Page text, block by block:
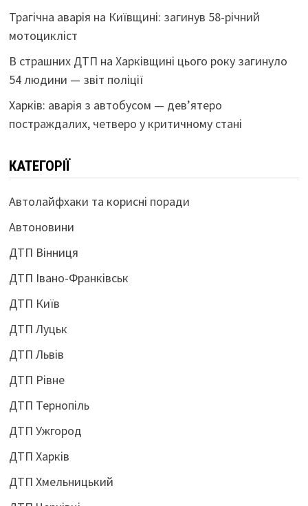
Трагічна аварія на Київщині: загинув 58-річний
мотоцикліст
В страшних ДТП на Харківщині цього року загинуло
54 людини — звіт поліції
Харків: аварія з автобусом — дев’ятеро
постраждалих, четверо у критичному стані
КАТЕГОРІЇ
Автолайфхаки та корисні поради
Автоновини
ДТП Вінниця
ДТП Івано-Франківськ
ДТП Київ
ДТП Луцьк
ДТП Львів
ДТП Рівне
ДТП Тернопіль
ДТП Ужгород
ДТП Харків
ДТП Хмельницький